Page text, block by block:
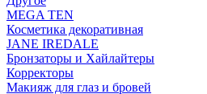
MEGA TEN
Косметика декоративная
JANE IREDALE
Бронзаторы и Хайлайтеры
Корректоры
Макияж для глаз и бровей